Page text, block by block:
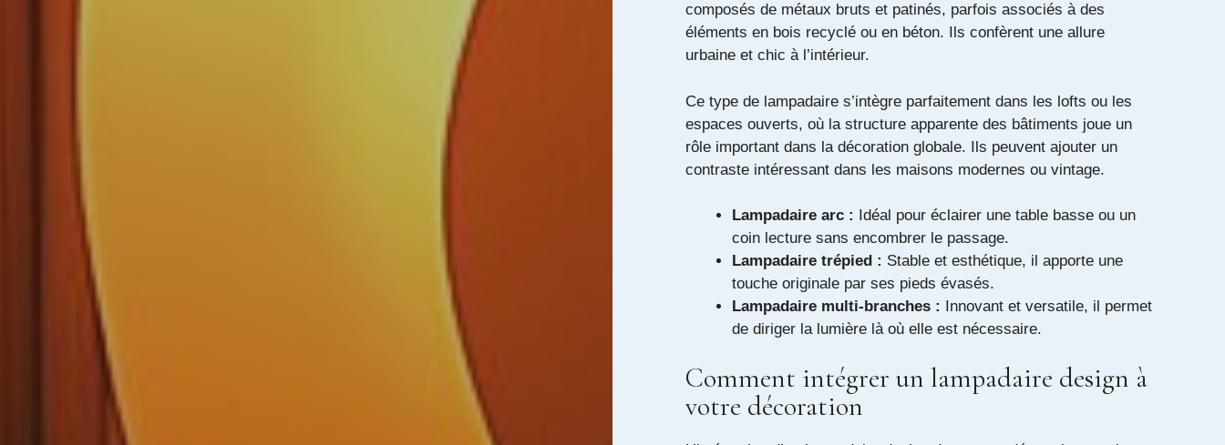
composés de métaux bruts et patinés, parfois associés à des
éléments en bois recyclé ou en béton. Ils confèrent une allure
urbaine et chic à l’intérieur.
Ce type de lampadaire s’intègre parfaitement dans les lofts ou les
espaces ouverts, où la structure apparente des bâtiments joue un
rôle important dans la décoration globale. Ils peuvent ajouter un
contraste intéressant dans les maisons modernes ou vintage.
Lampadaire arc : Idéal pour éclairer une table basse ou un
coin lecture sans encombrer le passage.
Lampadaire trépied : Stable et esthétique, il apporte une
touche originale par ses pieds évasés.
Lampadaire multi-branches : Innovant et versatile, il permet
de diriger la lumière là où elle est nécessaire.
Comment intégrer un lampadaire design à
votre décoration